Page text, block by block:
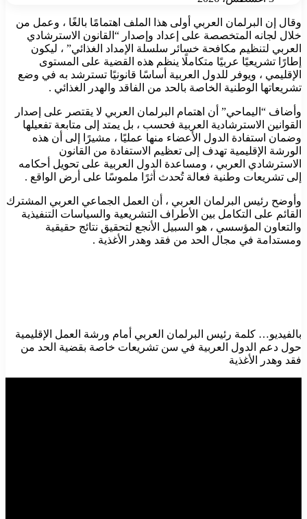
وقال إن البرلمان العربي أولى هذا الملف اهتمامًا بالغًا ، وعمل من
خلال لجانه المتخصصة على إعداد وإصدار “القانون الاسترشادي
العربي لتنظيم مكافحة خسائر سلسلة الإمداد الغذائي” ، ليكون
إطارًا تشريعيًا عربيًا متكاملًا ينظم هذه القضية على المستوى
الإقليمي ، ويوفر للدول العربية أساسًا قانونيًا تسترشد به في وضع
تشريعاتها الوطنية الخاصة بالحد من الفاقد والهدر الغذائي .
وأضاف “اليماحي” أن اهتمام البرلمان العربي لا يقتصر على إصدار
القوانين الاسترشادية العربية فحسب ، بل يمتد إلى متابعة تفعيلها
وضمان استفادة الدول الأعضاء منها عمليًا ، مشيرًا إلى أن هذه
الورشة الإقليمية تهدف إلى تعظيم الاستفادة من القانون
الاسترشادي العربي ، ومساعدة الدول العربية على تحويل أحكامه
إلى تشريعات وطنية فعالة تُحدث أثرًا ملموسًا على أرض الواقع .
وأوضح رئيس البرلمان العربي ، أن العمل الجماعي العربي المشترك
القائم على التكامل بين الأطراف التشريعية والسياسات التنفيذية
والتعاون المؤسسي ، هو السبيل الأنجع لتحقيق نتائج حقيقية
ومستدامة في مجال الحد من فقد وهدر الأغذية .
بالفيديو… كلمة رئيس البرلمان العربي أمام ورشة العمل الإقليمية
حول دعم الدول العربية في سن تشريعات خاصة بقضية الحد من
فقد وهدر الأغذية